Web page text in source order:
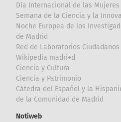
Día Internacional de las
Semana de la Ciencia y la
Noche Europea de los
de Madrid
Red de Laboratorios Ciudadanos
Wikipedia madri+d
Ciencia y Cultura
Ciencia y Patrimonio
Cátedra del Español y la
de la Comunidad de Madrid
Notiweb